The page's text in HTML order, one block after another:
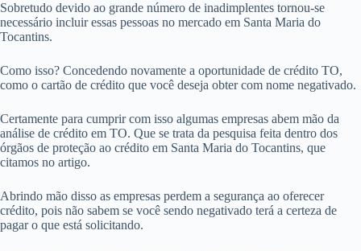
Sobretudo devido ao grande número de inadimplentes tornou-se
necessário incluir essas pessoas no mercado em Santa Maria do
Tocantins.
Como isso? Concedendo novamente a oportunidade de crédito TO,
como o cartão de crédito que você deseja obter com nome negativado.
Certamente para cumprir com isso algumas empresas abem mão da
análise de crédito em TO. Que se trata da pesquisa feita dentro dos
órgãos de proteção ao crédito em Santa Maria do Tocantins, que
citamos no artigo.
Abrindo mão disso as empresas perdem a segurança ao oferecer
crédito, pois não sabem se você sendo negativado terá a certeza de
pagar o que está solicitando.